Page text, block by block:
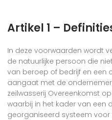
Artikel 1 –
In deze voorwaarden wordt
de natuurlijke persoon die
van beroep of bedrijf en een
aangaat met de
zeilwasserij Overeenkomst
waarbij in het kader van een
georganiseerd systeem